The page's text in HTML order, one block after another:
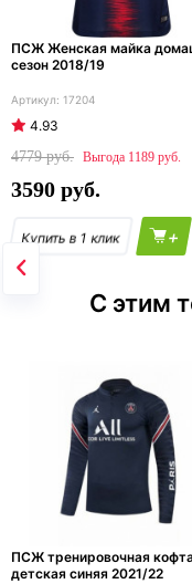
ПСЖ Женская майка
сезон 2018/19
17204
4.93
4779
1189
3590
+
С этим
ПСЖ тренировочная
детская синяя 2021/22